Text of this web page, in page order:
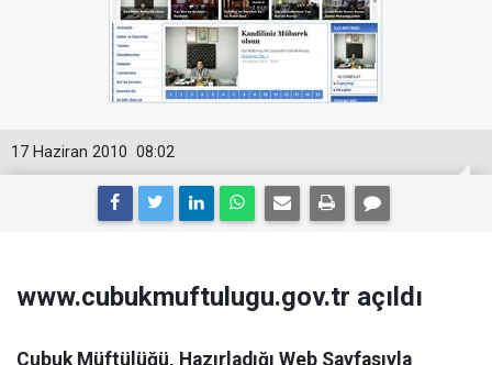
08:02
17 Haziran 2010
www.cubukmuftulugu.gov.tr açıldı
Çubuk Müftülüğü, Hazırladığı Web Sayfasıyla